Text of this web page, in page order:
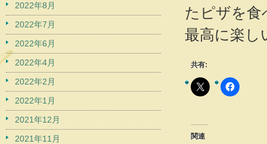
たピザを食
最高に楽し
共有:
関連
2022年8月
2022年7月
2022年6月
2022年4月
2022年2月
2022年1月
2021年12月
2021年11月